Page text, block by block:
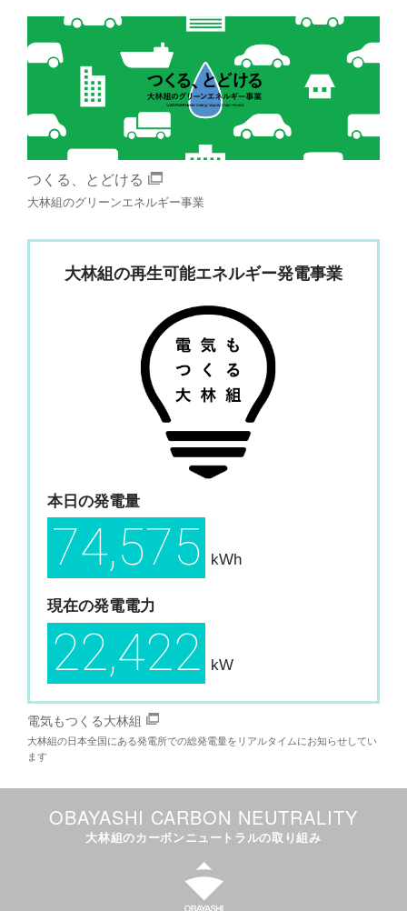
つくる、とどける
大林組のグリーンエネルギー事業
大林組の再生可能エネルギー発電事業
本日の発電量
74,575 kWh
現在の発電電力
22,422 kW
電気もつくる大林組
大林組の日本全国にある発電所での総発電量をリアルタイムにお知らせしてい
ます
OBAYASHI CARBON NEUTRALITY
大林組のカーボンニュートラルの取り組み